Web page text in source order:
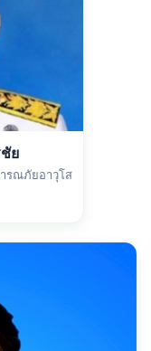
ย
รณภัยอาวุโส